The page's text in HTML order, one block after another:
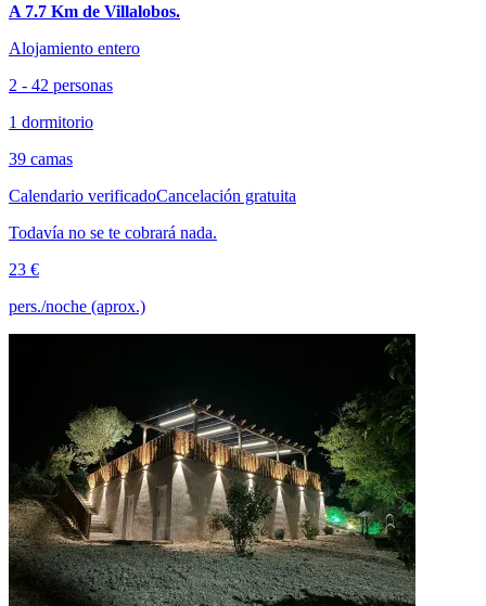
A 7.7 Km de Villalobos.
Alojamiento entero
2 - 42 personas
1 dormitorio
39 camas
Calendario verificadoCancelación gratuita
Todavía no se te cobrará nada.
23 €
pers./noche (aprox.)